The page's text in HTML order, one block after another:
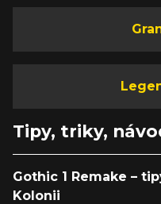
Tipy, triky,
Gothic 1 Remake –
Kolonii